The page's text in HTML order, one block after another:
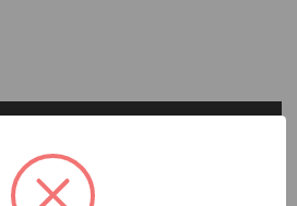
16 A 250 V~, 4 uscite SICURY
tipo P40, alimentatore USB 12 W